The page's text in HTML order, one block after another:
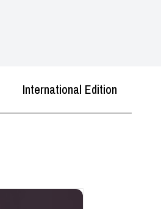
International Edition